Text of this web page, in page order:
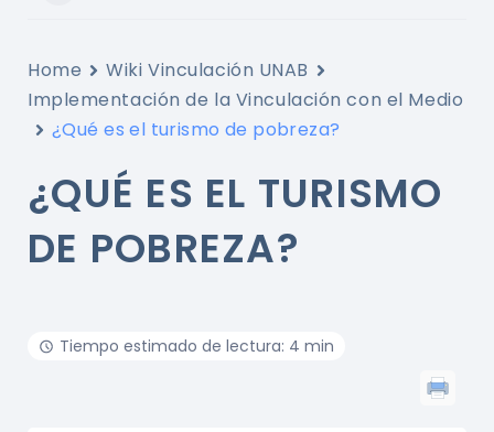
Home
Wiki Vinculación UNAB
Implementación de la Vinculación con el Medio
¿Qué es el turismo de pobreza?
¿QUÉ ES EL TURISMO
DE POBREZA?
Tiempo estimado de lectura: 4 min